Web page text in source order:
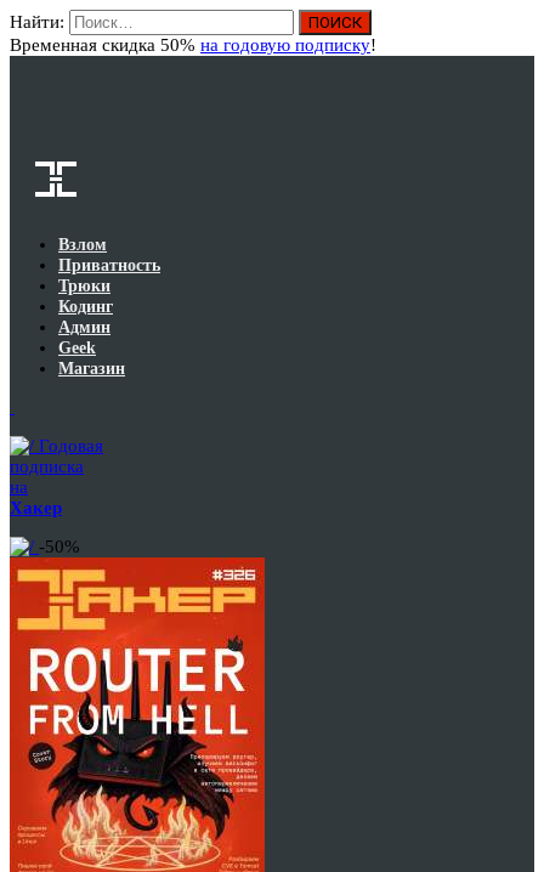
Найти:
Временная скидка 50% на годовую подписку!
Взлом
Приватность
Трюки
Кодинг
Админ
Geek
Магазин
Годовая
подписка
на
Хакер
-50%